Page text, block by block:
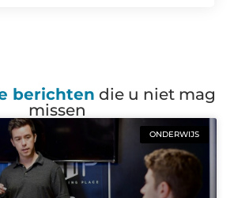
berichten die u niet mag
missen
ONDERWIJS